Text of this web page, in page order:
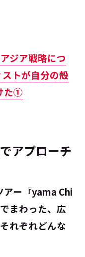
ジア戦略につ
トが自分の殻
た①
アプローチ
アー『yama Chi
まわった、広
れぞれどんな